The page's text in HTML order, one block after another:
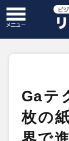
Gaテ
枚の